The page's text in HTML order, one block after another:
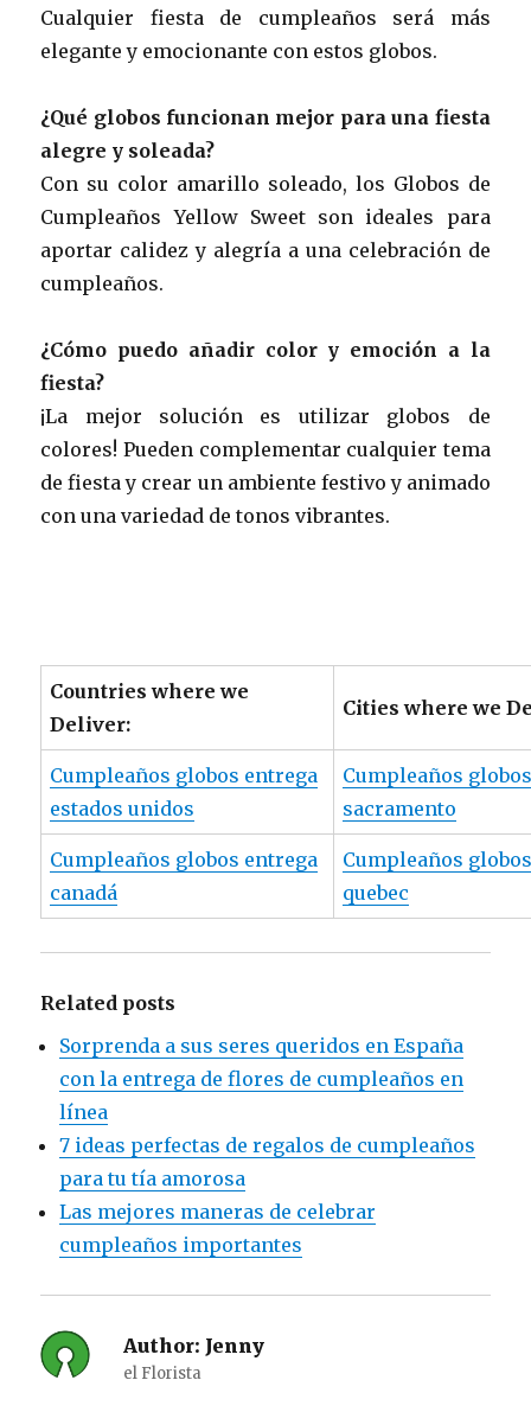
Cualquier fiesta de cumpleaños será más
elegante y emocionante con estos globos.
¿Qué globos funcionan mejor para una fiesta
alegre y soleada?
Con su color amarillo soleado, los Globos de
Cumpleaños Yellow Sweet son ideales para
aportar calidez y alegría a una celebración de
cumpleaños.
¿Cómo puedo añadir color y emoción a la
fiesta?
¡La mejor solución es utilizar globos de
colores! Pueden complementar cualquier tema
de fiesta y crear un ambiente festivo y animado
con una variedad de tonos vibrantes.
Countries where we
Deliver:
Cities where we
Cumpleaños globos entrega
estados unidos
Cumpleaños
sacramento
Cumpleaños globos entrega
canadá
Cumpleaños
quebec
Related posts
Sorprenda a sus seres queridos en España
con la entrega de flores de cumpleaños en
línea
7 ideas perfectas de regalos de cumpleaños
para tu tía amorosa
Las mejores maneras de celebrar
cumpleaños importantes
Author: Jenny
el Florista